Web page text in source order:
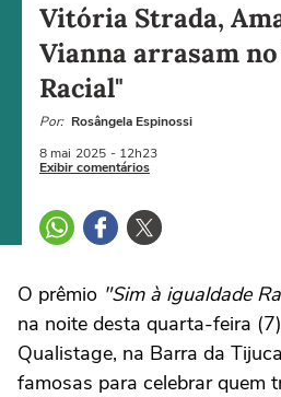
Vitória Strada,
Vianna arrasam
Racial"
Por: Rosângela Espinossi
8 mai 2025 - 12h23
Exibir comentários
O prêmio "Sim à igualdade
na noite desta quarta-feira
Qualistage, na Barra da
famosas para celebrar quem